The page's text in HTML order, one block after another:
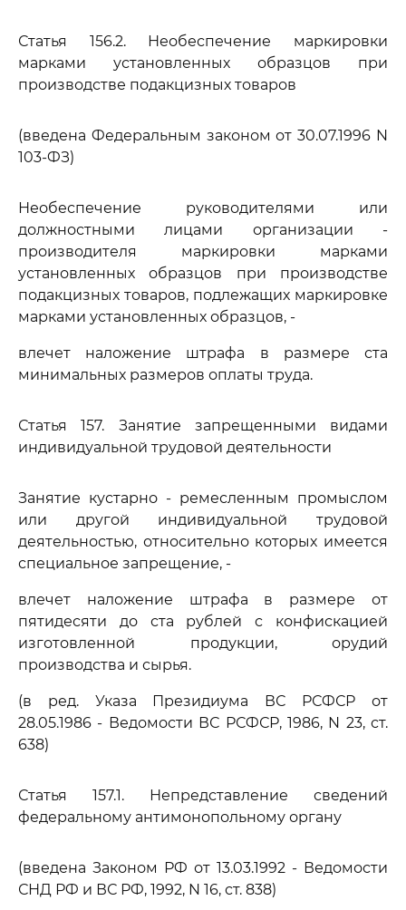
Статья 156.2. Необеспечение маркировки
марками установленных образцов при
производстве подакцизных товаров
(введена Федеральным законом от 30.07.1996 N
103-ФЗ)
Необеспечение руководителями или
должностными лицами организации -
производителя маркировки марками
установленных образцов при производстве
подакцизных товаров, подлежащих маркировке
марками установленных образцов, -
влечет наложение штрафа в размере ста
минимальных размеров оплаты труда.
Статья 157. Занятие запрещенными видами
индивидуальной трудовой деятельности
Занятие кустарно - ремесленным промыслом
или другой индивидуальной трудовой
деятельностью, относительно которых имеется
специальное запрещение, -
влечет наложение штрафа в размере от
пятидесяти до ста рублей с конфискацией
изготовленной продукции, орудий
производства и сырья.
(в ред. Указа Президиума ВС РСФСР от
28.05.1986 - Ведомости ВС РСФСР, 1986, N 23, ст.
638)
Статья 157.1. Непредставление сведений
федеральному антимонопольному органу
(введена Законом РФ от 13.03.1992 - Ведомости
СНД РФ и ВС РФ, 1992, N 16, ст. 838)